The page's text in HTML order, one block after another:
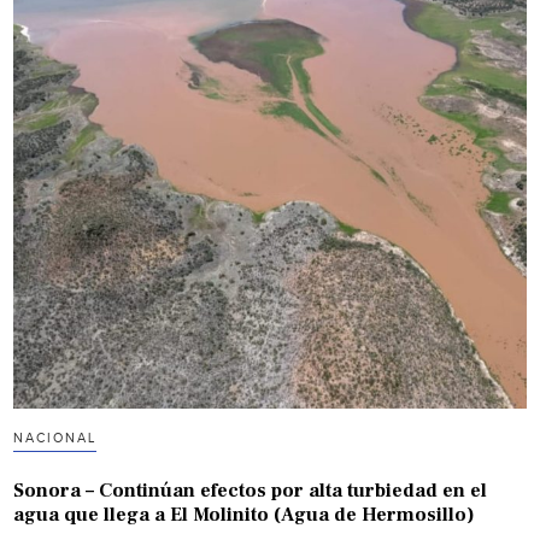
NACIONAL
Sonora – Continúan efectos por alta turbiedad en el
agua que llega a El Molinito (Agua de Hermosillo)